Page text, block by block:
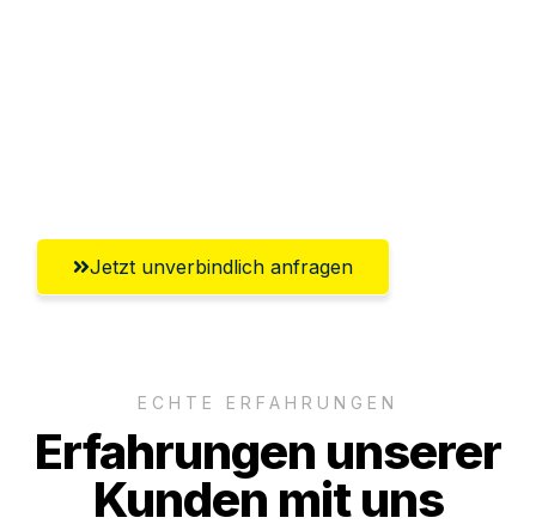
Jetzt unverbindlich anfragen
ECHTE ERFAHRUNGEN
Erfahrungen unserer
Kunden mit uns